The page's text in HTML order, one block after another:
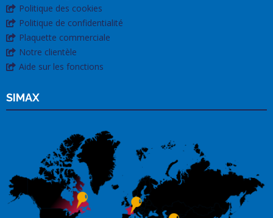
Politique des cookies
Politique de confidentialité
Plaquette commerciale
Notre clientèle
Aide sur les fonctions
SIMAX